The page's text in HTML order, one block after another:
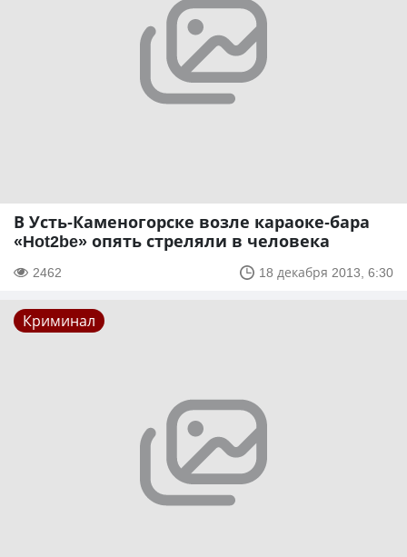
В Усть-Каменогорске возле караоке-бара
«Hot2be» опять стреляли в человека
2462 18 декабря 2013, 6:30
Криминал